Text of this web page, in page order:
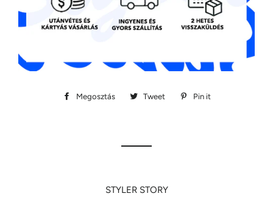
Megosztás
Megosztás
Tweet
Megosztás
Pin it
STYLER STORY